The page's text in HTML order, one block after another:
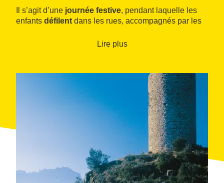
Il s’agit d’une journée festive, pendant laquelle les
enfants défilent dans les rues, accompagnés par les
également d’autres activités comme des concerts.
Lire plus